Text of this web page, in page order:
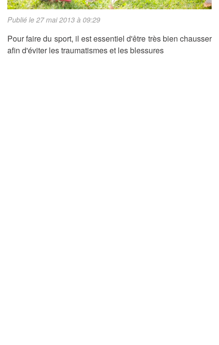
Publié le 27 mai 2013 à 09:29
Pour faire du sport, il est essentiel d'être très bien chausser
afin d'éviter les traumatismes et les blessures